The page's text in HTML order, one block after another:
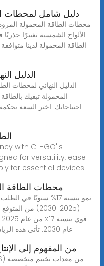
دليل شامل لمحطات
الألواح الشمسية تغييرًا
الطاقة المحمولة لدينا
الدليل
الدليل النهائي لمحطات
المحمولة تبقيك
احتياجاتك. اختر السعة
with CLHGO''s
for versatility, ease
for essential devices
محطات الطاقة
(2025-2030) من
عام 2030. تأتي هذه الزيادة مدفوعة بشكل رئيسي بزيادة اهتمام
من المفهوم إلى